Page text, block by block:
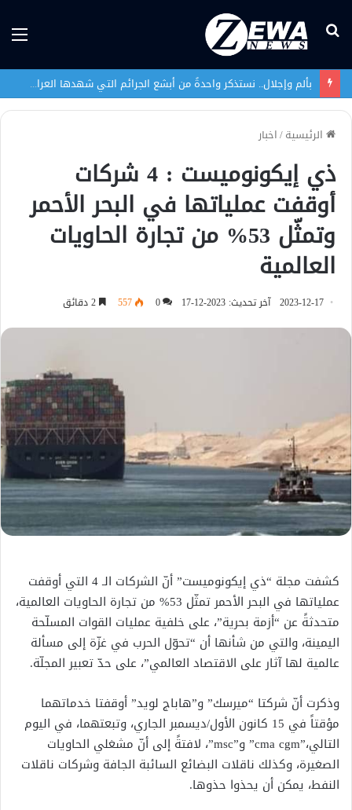
بحث
بألم وإجلال.. نستذكر واحدةً من أبشع الجرائم التي شهدها العراق في تاريخه الحديث
الرئيسية/اخبار
ذي إيكونوميست : 4 شركات
أوقفت عملياتها في البحر الأحمر
وتمثّل 53% من تجارة الحاويات
العالمية
2023-12-17 آخر تحديث: 2023-12-17 0
557
كشفت مجلة “ذي إيكونوميست” أنّ الشركات الـ 4 التي أوقفت
عملياتها في البحر الأحمر تمثّل 53% من تجارة الحاويات العالمية،
متحدثةً عن “أزمة بحرية”، على خلفية عمليات القوات المسلّحة
اليمينة، والتي من شأنها أن “تحوّل الحرب في غزّة إلى مسألة
عالمية لها آثار على الاقتصاد العالمي”، على حدّ تعبير المجلّة.
وذكرت أنّ شركتا “ميرسك” و”هاباج لويد” أوقفتا خدماتهما
مؤقتاً في 15 كانون الأول/ديسمبر الجاري، وتبعتهما، في اليوم
التالي،”cma cgm” و”msc”، لافتةً إلى أنّ مشغلي الحاويات
الصغيرة، وكذلك ناقلات البضائع السائبة الجافة وشركات ناقلات
النفط، يمكن أن يحذوا حذوها.